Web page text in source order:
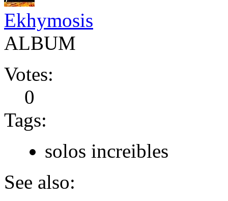
Ekhymosis
ALBUM
Votes:
0
Tags:
solos increibles
See also: